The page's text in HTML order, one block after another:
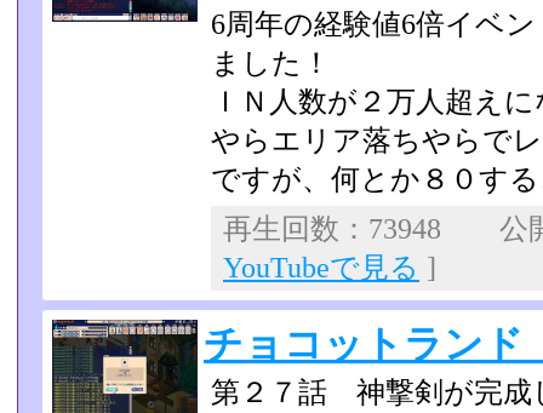
6周年の経験値6倍イベ
ました！
ＩＮ人数が２万人超え
やらエリア落ちやらで
ですが、何とか８０す
再生回数：73948 公
YouTubeで見る ]
チョコットラン
第２７話 神撃剣が完成